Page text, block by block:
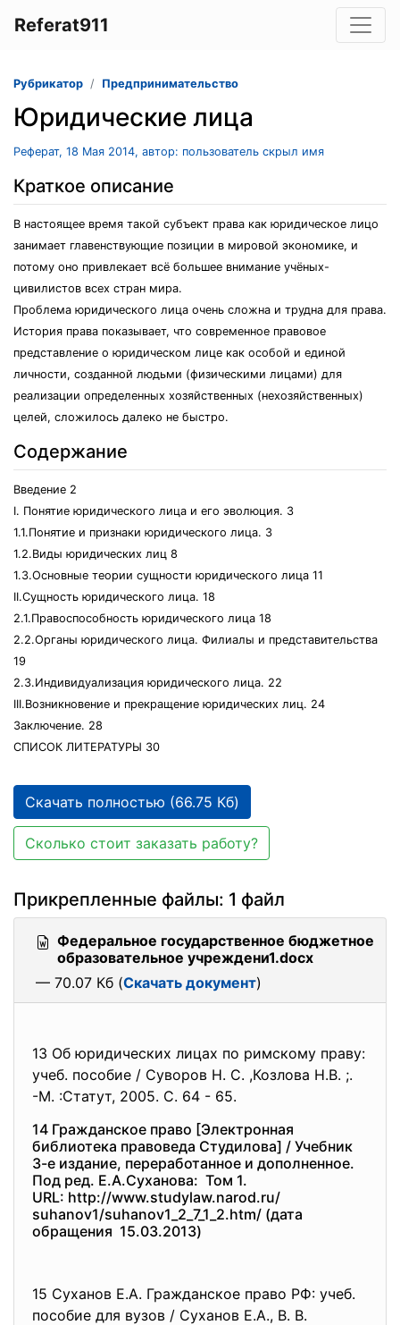
Referat911
Рубрикатор Предпринимательство
Юридические лица
Реферат, 18 Мая 2014, автор: пользователь скрыл имя
Краткое описание
В настоящее время такой субъект права как юридическое лицо
занимает главенствующие позиции в мировой экономике, и
потому оно привлекает всё большее внимание учёных-
цивилистов всех стран мира.
Проблема юридического лица очень сложна и трудна для права.
История права показывает, что современное правовое
представление о юридическом лице как особой и единой
личности, созданной людьми (физическими лицами) для
реализации определенных хозяйственных (нехозяйственных)
целей, сложилось далеко не быстро.
Содержание
Введение 2
I. Понятие юридического лица и его эволюция. 3
1.1.Понятие и признаки юридического лица. 3
1.2.Виды юридических лиц 8
1.3.Основные теории сущности юридического лица 11
II.Сущность юридического лица. 18
2.1.Правоспособность юридического лица 18
2.2.Органы юридического лица. Филиалы и представительства
19
2.3.Индивидуализация юридического лица. 22
III.Возникновение и прекращение юридических лиц. 24
Заключение. 28
СПИСОК ЛИТЕРАТУРЫ 30
Скачать полностью (66.75 Кб)
Сколько стоит заказать работу?
Прикрепленные файлы: 1 файл
Федеральное государственное бюджетное
образовательное учреждени1.docx
— 70.07 Кб (Скачать документ)
13 Об юридических лицах по римскому праву:
учеб. пособие / Суворов Н. С. ,Козлова Н.В. ;.
-М. :Статут, 2005. С. 64 - 65.
14 Гражданское право [Электронная
библиотека правоведа Студилова] / Учебник
3-е издание, переработанное и дополненное.
Под ред. Е.А.Суханова: Том 1.
URL: http://www.studylaw.narod.ru/
suhanov1/suhanov1_2_7_1_2.htm/ (дата
обращения 15.03.2013)
15 Суханов Е.А. Гражданское право РФ: учеб.
пособие для вузов / Суханов Е.А., В. В.